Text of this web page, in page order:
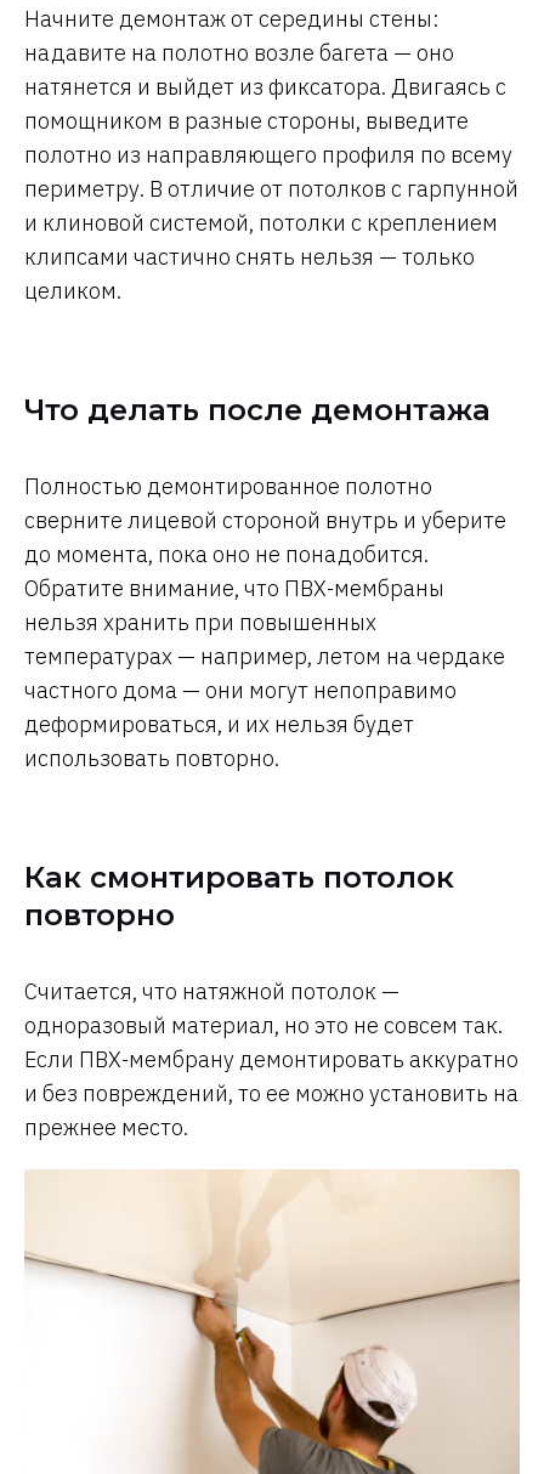
Начните демонтаж от середины стены:
надавите на полотно возле багета — оно
натянется и выйдет из фиксатора. Двигаясь с
помощником в разные стороны, выведите
полотно из направляющего профиля по всему
периметру. В отличие от потолков с гарпунной
и клиновой системой, потолки с креплением
клипсами частично снять нельзя — только
целиком.
Что делать после демонтажа
Полностью демонтированное полотно
сверните лицевой стороной внутрь и уберите
до момента, пока оно не понадобится.
Обратите внимание, что ПВХ-мембраны
нельзя хранить при повышенных
температурах — например, летом на чердаке
частного дома — они могут непоправимо
деформироваться, и их нельзя будет
использовать повторно.
Как смонтировать потолок
повторно
Считается, что натяжной потолок —
одноразовый материал, но это не совсем так.
Если ПВХ-мембрану демонтировать аккуратно
и без повреждений, то ее можно установить на
прежнее место.